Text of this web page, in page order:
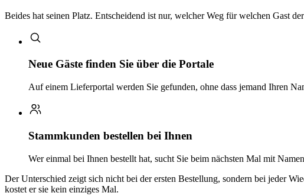
Beides hat seinen Platz. Entscheidend ist nur, welcher Weg für welchen Gast
Neue Gäste finden Sie über die Portale
Auf einem Lieferportal werden Sie gefunden, ohne dass jemand Ihren
Stammkunden bestellen bei Ihnen
Wer einmal bei Ihnen bestellt hat, sucht Sie beim nächsten Mal mit
Der Unterschied zeigt sich nicht bei der ersten Bestellung, sondern bei jeder
kostet er sie kein einziges Mal.